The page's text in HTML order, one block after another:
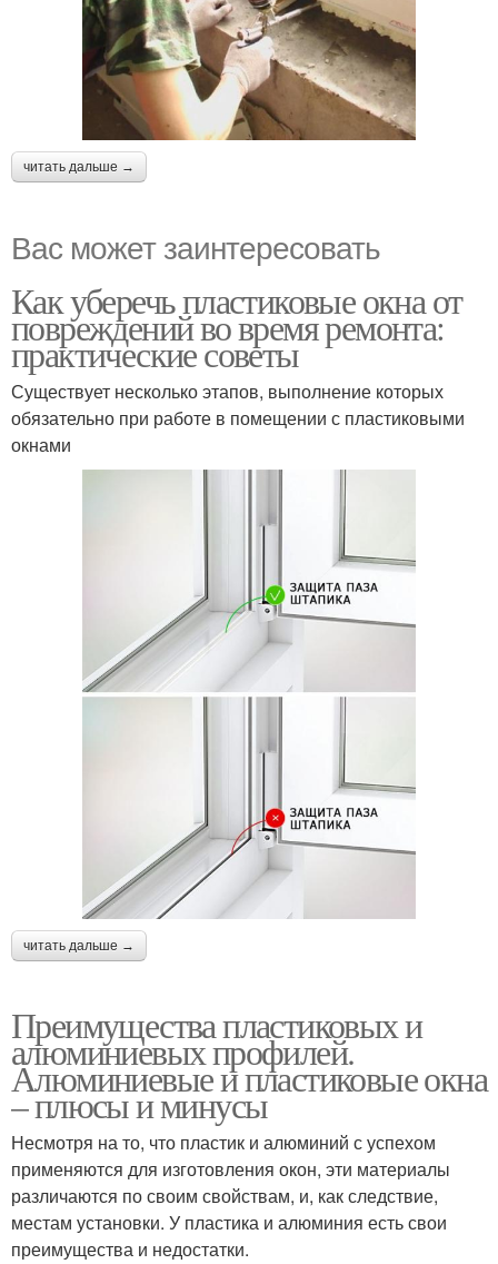
читать дальше →
Вас может заинтересовать
Как уберечь пластиковые окна от
повреждений во время ремонта:
практические советы
Существует несколько этапов, выполнение которых
обязательно при работе в помещении с пластиковыми
окнами
читать дальше →
Преимущества пластиковых и
алюминиевых профилей.
Алюминиевые и пластиковые окна
– плюсы и минусы
Несмотря на то, что пластик и алюминий с успехом
применяются для изготовления окон, эти материалы
различаются по своим свойствам, и, как следствие,
местам установки. У пластика и алюминия есть свои
преимущества и недостатки.